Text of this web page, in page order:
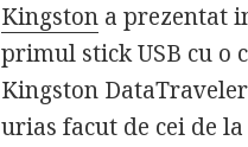
Kingston a prezentat
primul stick USB cu o
Kingston
urias facut de cei de